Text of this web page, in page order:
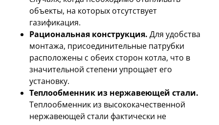
объекты, на которых отсутствует
газификация.
Рациональная конструкция. Для удобства
монтажа, присоединительные патрубки
расположены с обеих сторон котла, что в
значительной степени упрощает его
установку.
Теплообменник из нержавеющей стали.
Теплообменник из высококачественной
нержавеющей стали фактически не